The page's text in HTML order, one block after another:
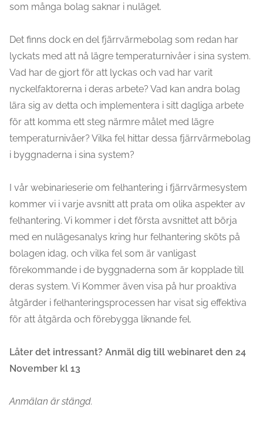
som många bolag saknar i nuläget.
Det finns dock en del fjärrvärmebolag som redan har
lyckats med att nå lägre temperaturnivåer i sina system.
Vad har de gjort för att lyckas och vad har varit
nyckelfaktorerna i deras arbete? Vad kan andra bolag
lära sig av detta och implementera i sitt dagliga arbete
för att komma ett steg närmre målet med lägre
temperaturnivåer? Vilka fel hittar dessa fjärrvärmebolag
i byggnaderna i sina system?
I vår webinarieserie om felhantering i fjärrvärmesystem
kommer vi i varje avsnitt att prata om olika aspekter av
felhantering. Vi kommer i det första avsnittet att börja
med en nulägesanalys kring hur felhantering sköts på
bolagen idag, och vilka fel som är vanligast
förekommande i de byggnaderna som är kopplade till
deras system. Vi Kommer även visa på hur proaktiva
åtgärder i felhanteringsprocessen har visat sig effektiva
för att åtgärda och förebygga liknande fel.
Låter det intressant? Anmäl dig till webinaret den 24
November kl 13
Anmälan är stängd.